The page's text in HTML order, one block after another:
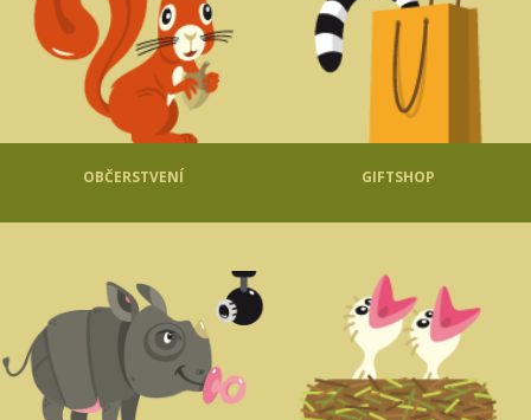
OBČERSTVENÍ GIFTSHOP